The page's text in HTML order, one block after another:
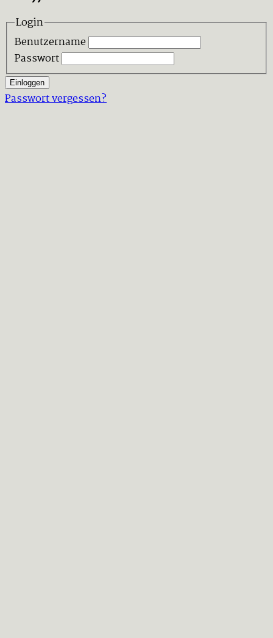
Login
Benutzername
Passwort
Einloggen
Passwort vergessen?